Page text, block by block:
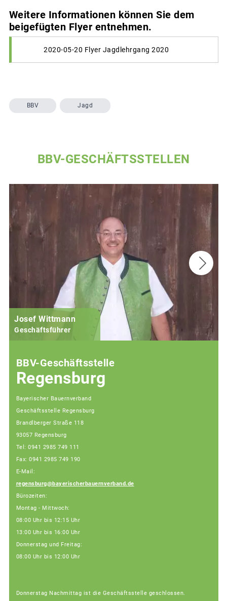
Weitere Informationen können Sie dem
beigefügten Flyer entnehmen.
2020-05-20 Flyer Jagdlehrgang 2020
BBV Jagd
BBV-GESCHÄFTSSTELLEN
Josef Wittmann
Geschäftsführer
BBV-Geschäftsstelle
Regensburg
Bayerischer Bauernverband
Geschäftsstelle Regensburg
Brandlberger Straße 118
93057 Regensburg
Tel: 0941 2985 749 111
Fax: 0941 2985 749 190
E-Mail:
regensburg@bayerischerbauernverband.de
Bürozeiten:
Montag - Mittwoch:
08:00 Uhr bis 12:15 Uhr
13:00 Uhr bis 16:00 Uhr
Donnerstag und Freitag:
08:00 Uhr bis 12:00 Uhr
Donnerstag Nachmittag ist die Geschäftsstelle geschlossen.